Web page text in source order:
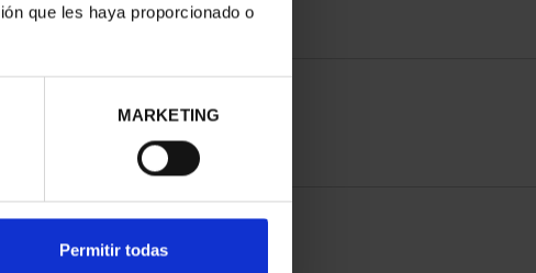
que les haya proporcionado o
MARKETING
Permitir todas